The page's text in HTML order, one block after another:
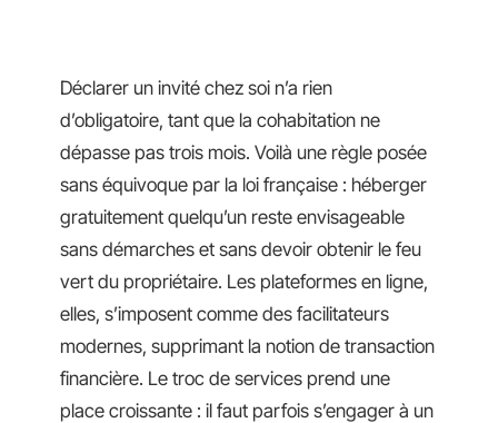
Déclarer un invité chez soi n’a rien
d’obligatoire, tant que la cohabitation ne
dépasse pas trois mois. Voilà une règle posée
sans équivoque par la loi française : héberger
gratuitement quelqu’un reste envisageable
sans démarches et sans devoir obtenir le feu
vert du propriétaire. Les plateformes en ligne,
elles, s’imposent comme des facilitateurs
modernes, supprimant la notion de transaction
financière. Le troc de services prend une
place croissante : il faut parfois s’engager à un